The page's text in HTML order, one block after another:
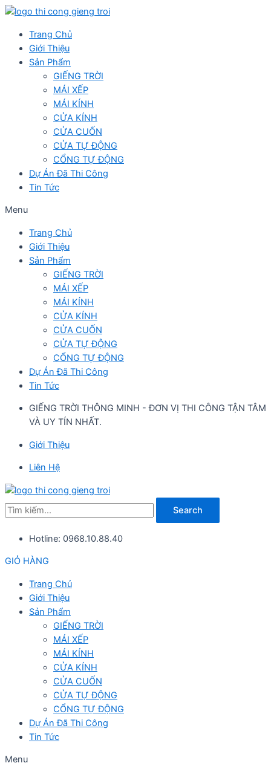
Skip
contentTrang Chủ
Giới Thiệu
Sản Phẩm
GIẾNG TRỜI
MÁI XẾP
MÁI KÍNH
CỬA KÍNH
CỬA CUỐN
CỬA TỰ ĐỘNG
CỔNG TỰ ĐỘNG
Dự Án Đã Thi Công
Tin Tức
Menu
Trang Chủ
Giới Thiệu
Sản Phẩm
GIẾNG TRỜI
MÁI XẾP
MÁI KÍNH
CỬA KÍNH
CỬA CUỐN
CỬA TỰ ĐỘNG
CỔNG TỰ ĐỘNG
Dự Án Đã Thi Công
Tin Tức
GIẾNG TRỜI THÔNG MINH - ĐƠN VỊ THI CÔNG TẬN TÂM
VÀ UY TÍN NHẤT.
Giới Thiệu
Liên Hệ
Search
Hotline: 0968.10.88.40
GIỎ HÀNG
Trang Chủ
Giới Thiệu
Sản Phẩm
GIẾNG TRỜI
MÁI XẾP
MÁI KÍNH
CỬA KÍNH
CỬA CUỐN
CỬA TỰ ĐỘNG
CỔNG TỰ ĐỘNG
Dự Án Đã Thi Công
Tin Tức
Menu